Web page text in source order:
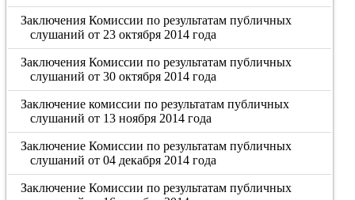
Заключения Комиссии по результатам публичных
слушаний от 23 октября 2014 года
Заключения Комиссии по результатам публичных
слушаний от 30 октября 2014 года
Заключение комиссии по результатам публичных
слушаний от 13 ноября 2014 года
Заключение Комиссии по результатам публичных
слушаний от 04 декабря 2014 года
Заключение Комиссии по результатам публичных